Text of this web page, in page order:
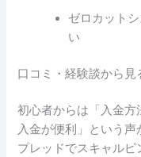
ゼロカット
い
口コミ・経験談から見
初心者からは「入金方
入金が便利」という
プレッドでスキャル